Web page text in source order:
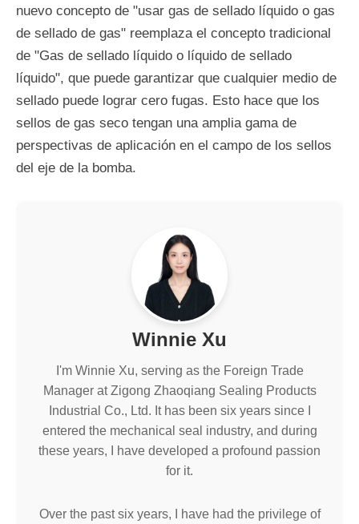
nuevo concepto de "usar gas de sellado líquido o gas
de sellado de gas" reemplaza el concepto tradicional
de "Gas de sellado líquido o líquido de sellado
líquido", que puede garantizar que cualquier medio de
sellado puede lograr cero fugas. Esto hace que los
sellos de gas seco tengan una amplia gama de
perspectivas de aplicación en el campo de los sellos
del eje de la bomba.
Winnie Xu
I'm Winnie Xu, serving as the Foreign Trade
Manager at Zigong Zhaoqiang Sealing Products
Industrial Co., Ltd. It has been six years since I
entered the mechanical seal industry, and during
these years, I have developed a profound passion
for it.
Over the past six years, I have had the privilege of